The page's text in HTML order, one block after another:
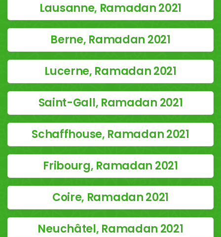
Lausanne, Ramadan 2021
Berne, Ramadan 2021
Lucerne, Ramadan 2021
Saint-Gall, Ramadan 2021
Schaffhouse, Ramadan 2021
Fribourg, Ramadan 2021
Coire, Ramadan 2021
Neuchâtel, Ramadan 2021